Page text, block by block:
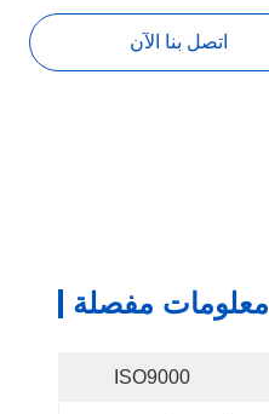
اتصل بنا الآن
معلومات مفصلة
ISO9000